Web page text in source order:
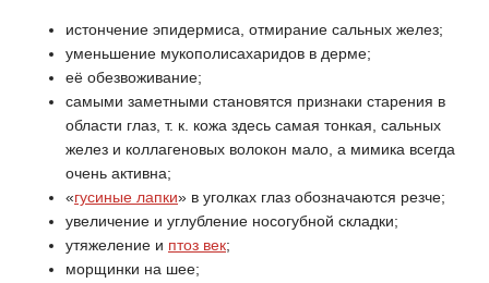
истончение эпидермиса, отмирание сальных желез;
уменьшение мукополисахаридов в дерме;
её обезвоживание;
самыми заметными становятся признаки старения в
области глаз, т. к. кожа здесь самая тонкая, сальных
желез и коллагеновых волокон мало, а мимика всегда
очень активна;
«гусиные лапки» в уголках глаз обозначаются резче;
увеличение и углубление носогубной складки;
утяжеление и птоз век;
морщинки на шее;